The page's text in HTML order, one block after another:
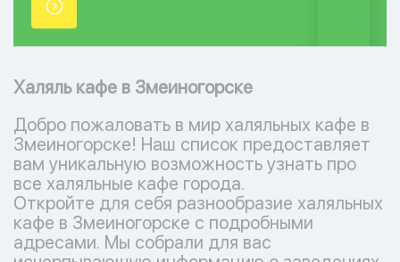
точки.
Халяль кафе в Змеиногорске
Добро пожаловать в мир халяльных кафе в
Змеиногорске! Наш список предоставляет
вам уникальную возможность узнать про
все халяльные кафе города.
Откройте для себя разнообразие халяльных
кафе в Змеиногорске с подробными
адресами. Мы собрали для вас